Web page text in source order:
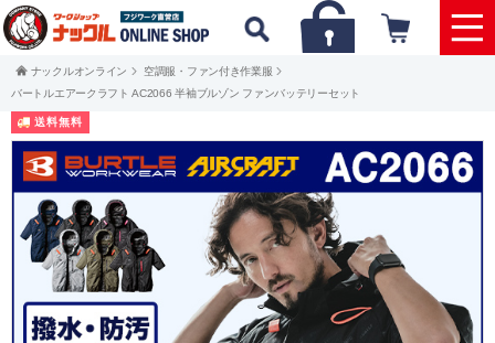
ナックルオンライン
空調服・ファン付き作業服
バートルエアークラフト AC2066 半袖ブルゾン ファンバッテリーセット
送料無料